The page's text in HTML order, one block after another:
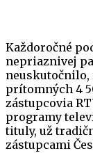
Každoročné
nepriaznivej
neuskutočnilo,
prítomných 4
zástupcovia
programy
tituly, už
zástupcami